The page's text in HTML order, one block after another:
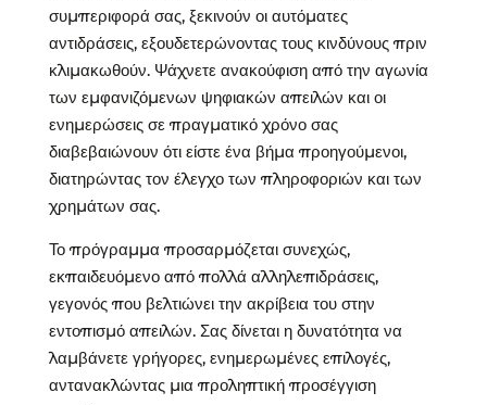
συμπεριφορά σας, ξεκινούν οι αυτόματες
αντιδράσεις, εξουδετερώνοντας τους κινδύνους πριν
κλιμακωθούν. Ψάχνετε ανακούφιση από την αγωνία
των εμφανιζόμενων ψηφιακών απειλών και οι
ενημερώσεις σε πραγματικό χρόνο σας
διαβεβαιώνουν ότι είστε ένα βήμα προηγούμενοι,
διατηρώντας τον έλεγχο των πληροφοριών και των
χρημάτων σας.
Το πρόγραμμα προσαρμόζεται συνεχώς,
εκπαιδευόμενο από πολλά αλληλεπιδράσεις,
γεγονός που βελτιώνει την ακρίβεια του στην
εντοπισμό απειλών. Σας δίνεται η δυνατότητα να
λαμβάνετε γρήγορες, ενημερωμένες επιλογές,
αντανακλώντας μια προληπτική προσέγγιση